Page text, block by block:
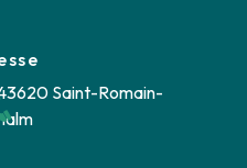
Saint-Romain-